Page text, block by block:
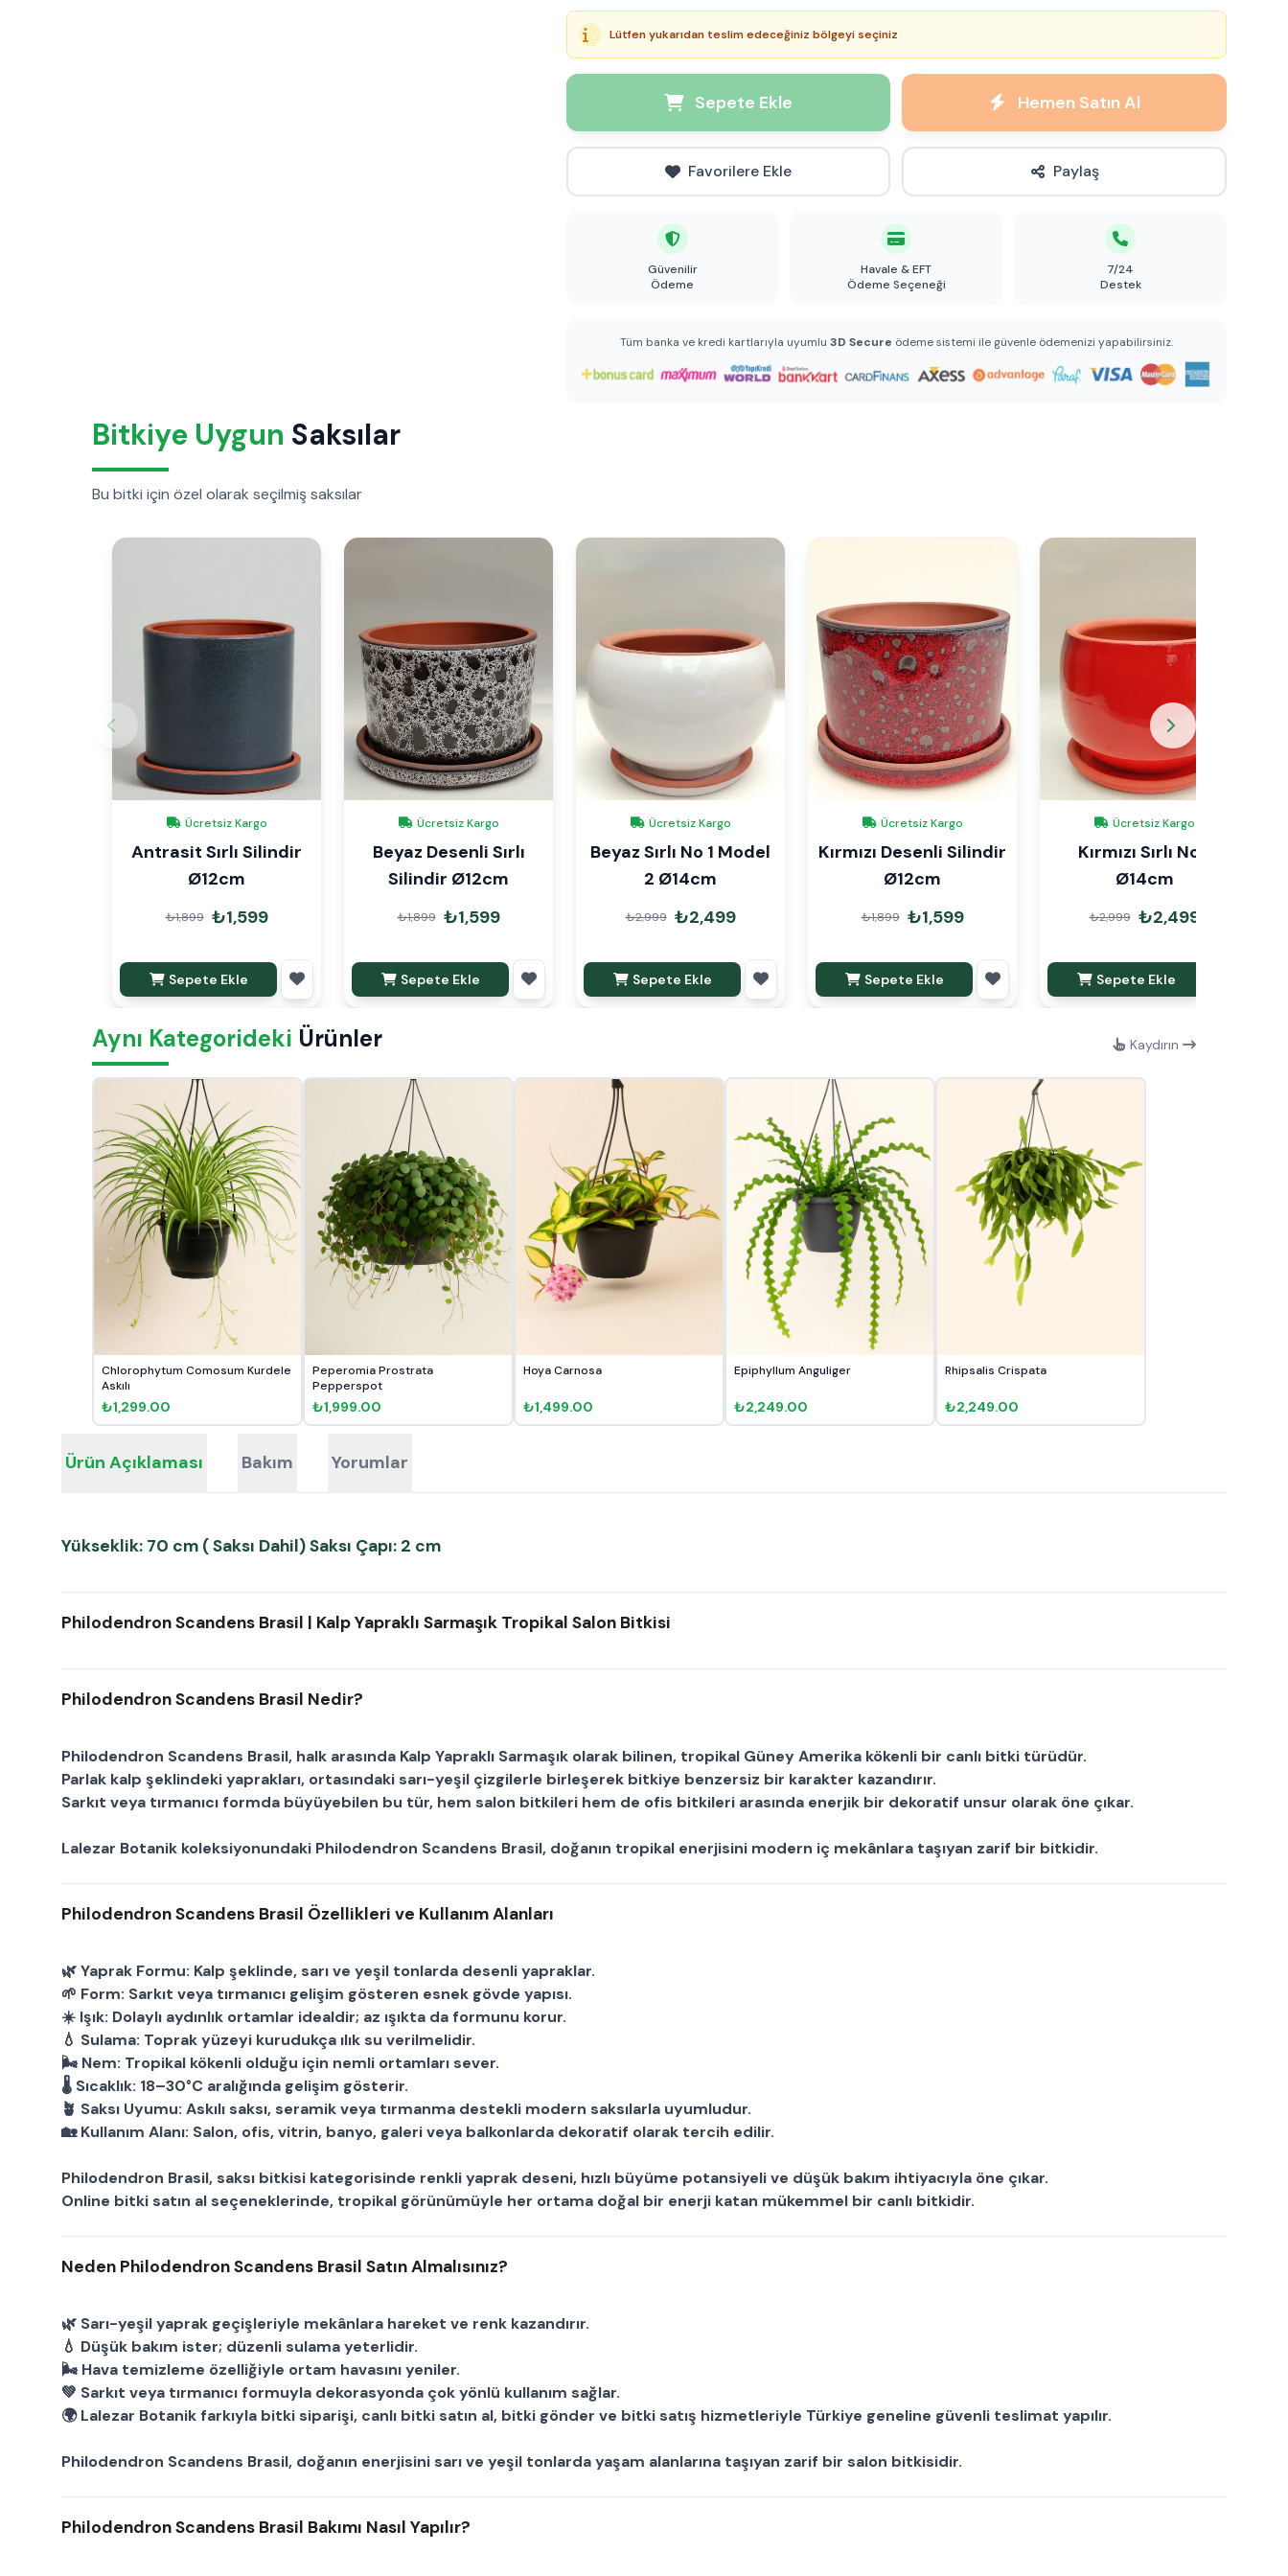
Lütfen yukarıdan teslim edeceğiniz bölgeyi seçiniz
Sepete Ekle Hemen Satın Al
Favorilere Ekle Paylaş
Güvenilir
Ödeme
Havale & EFT
Ödeme Seçeneği
7/24
Destek
Tüm banka ve kredi kartlarıyla uyumlu 3D Secure ödeme sistemi ile güvenle ödemenizi yapabilirsiniz.
Bitkiye Uygun Saksılar
Bu bitki için özel olarak seçilmiş saksılar
Ücretsiz Kargo
Antrasit Sırlı Silindir
Ø12cm
₺1,899 ₺1,599
Sepete Ekle
Ücretsiz Kargo
Beyaz Desenli Sırlı
Silindir Ø12cm
₺1,899 ₺1,599
Sepete Ekle
Ücretsiz Kargo
Beyaz Sırlı No 1 Model
2 Ø14cm
₺2,999 ₺2,499
Sepete Ekle
Ücretsiz Kargo
Kırmızı Desenli Silindir
Ø12cm
₺1,899 ₺1,599
Sepete Ekle
Ücretsiz Kargo
Kırmızı Sırlı No 1
Ø14cm
₺2,999 ₺2,499
Sepete Ekle
Aynı Kategorideki Ürünler Kaydırın
Chlorophytum Comosum Kurdele
Askılı
₺1,299.00
Peperomia Prostrata
Pepperspot
₺1,999.00
Hoya Carnosa
₺1,499.00
Epiphyllum Anguliger
₺2,249.00
Rhipsalis Crispata
₺2,249.00
Ürün Açıklaması Bakım Yorumlar
Yükseklik: 70 cm ( Saksı Dahil) Saksı Çapı: 2 cm
ChatGPT:
Philodendron Scandens Brasil | Kalp Yapraklı Sarmaşık Tropikal Salon Bitkisi
Philodendron Scandens Brasil Nedir?
Philodendron Scandens Brasil, halk arasında Kalp Yapraklı Sarmaşık olarak bilinen, tropikal Güney Amerika kökenli bir canlı bitki türüdür.
Parlak kalp şeklindeki yaprakları, ortasındaki sarı-yeşil çizgilerle birleşerek bitkiye benzersiz bir karakter kazandırır.
Sarkıt veya tırmanıcı formda büyüyebilen bu tür, hem salon bitkileri hem de ofis bitkileri arasında enerjik bir dekoratif unsur olarak öne çıkar.
Lalezar Botanik koleksiyonundaki Philodendron Scandens Brasil, doğanın tropikal enerjisini modern iç mekânlara taşıyan zarif bir bitkidir.
Philodendron Scandens Brasil Özellikleri ve Kullanım Alanları
🌿Yaprak Formu: Kalp şeklinde, sarı ve yeşil tonlarda desenli yapraklar.
🌱 Form: Sarkıt veya tırmanıcı gelişim gösteren esnek gövde yapısı.
☀️ Işık: Dolaylı aydınlık ortamlar idealdir; az ışıkta da formunu korur.
💧 Sulama: Toprak yüzeyi kurudukça ılık su verilmelidir.
🌬 Nem: Tropikal kökenli olduğu için nemli ortamları sever.
🌡 Sıcaklık: 18–30°C aralığında gelişim gösterir.
🪴 Saksı Uyumu: Askılı saksı, seramik veya tırmanma destekli modern saksılarla uyumludur.
🏡Kullanım Alanı: Salon, ofis, vitrin, banyo, galeri veya balkonlarda dekoratif olarak tercih edilir.
Philodendron Brasil, saksı bitkisi kategorisinde renkli yaprak deseni, hızlı büyüme potansiyeli ve düşük bakım ihtiyacıyla öne çıkar.
Online bitki satın al seçeneklerinde, tropikal görünümüyle her ortama doğal bir enerji katan mükemmel bir canlı bitkidir.
Neden Philodendron Scandens Brasil Satın Almalısınız?
🌿 Sarı-yeşil yaprak geçişleriyle mekânlara hareket ve renk kazandırır.
💧 Düşük bakım ister; düzenli sulama yeterlidir.
🌬 Hava temizleme özelliğiyle ortam havasını yeniler.
💚 Sarkıt veya tırmanıcı formuyla dekorasyonda çok yönlü kullanım sağlar.
🌍Lalezar Botanik farkıyla bitki siparişi, canlı bitki satın al, bitki gönder ve bitki satış hizmetleriyle Türkiye geneline güvenli teslimat yapılır.
Philodendron Scandens Brasil, doğanın enerjisini sarı ve yeşil tonlarda yaşam alanlarına taşıyan zarif bir salon bitkisidir.
Philodendron Scandens Brasil Bakımı Nasıl Yapılır?